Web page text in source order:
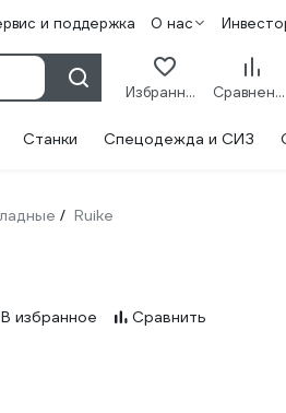
и поддержка О нас
Избранное Сравнение
Станки Спецодежда и СИЗ
/ Ruike
В избранное Сравнить